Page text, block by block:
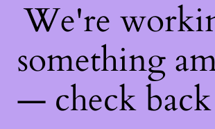
We're
something
— check